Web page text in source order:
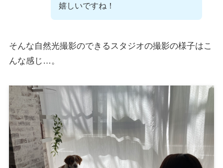
嬉しいですね！
そんな自然光撮影のできるスタジオの撮影の様子はこ
んな感じ…。